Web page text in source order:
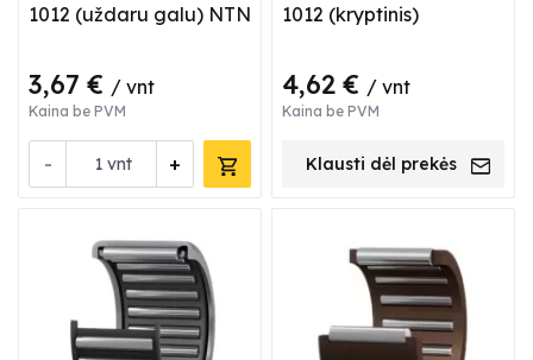
1012 (uždaru galu) NTN
3,67 € / vnt
Kaina be PVM
- +
vnt
1012 (kryptinis)
4,62 € / vnt
Kaina be PVM
Klausti dėl prekės